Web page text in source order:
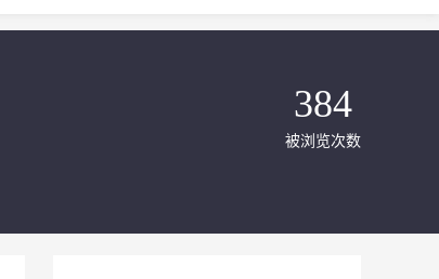
384
被浏览次数